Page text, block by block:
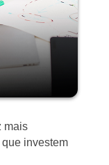
mais
investem